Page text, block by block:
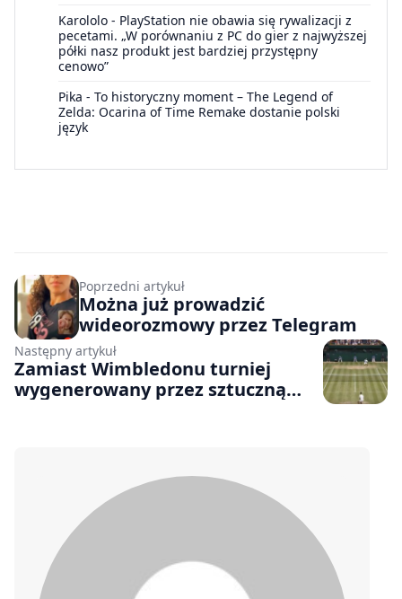
Karololo - PlayStation nie obawia się rywalizacji z
pecetami. „W porównaniu z PC do gier z najwyższej
półki nasz produkt jest bardziej przystępny
cenowo”
Pika - To historyczny moment – The Legend of
Zelda: Ocarina of Time Remake dostanie polski
język
Poprzedni artykuł
Można już prowadzić
wideorozmowy przez Telegram
Następny artykuł
Zamiast Wimbledonu turniej
wygenerowany przez sztuczną